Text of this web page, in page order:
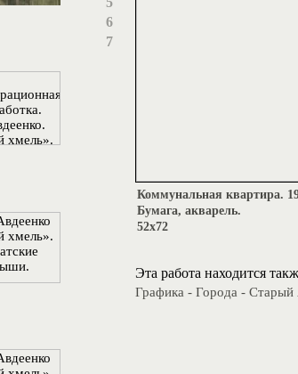
6
7
Коммунальная квартира.
Бумага, акварель.
52х72
Эта работа находится
Графика - Города - Старый